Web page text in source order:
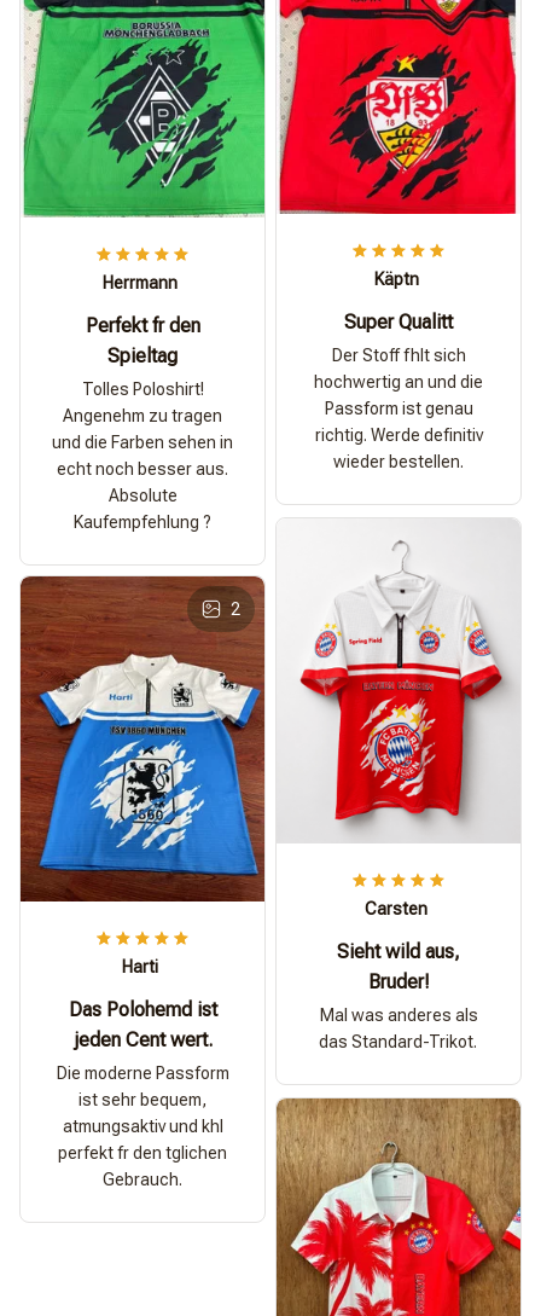
Herrmann
Perfekt fr den
Spieltag
Tolles Poloshirt!
Angenehm zu tragen
und die Farben sehen in
echt noch besser aus.
Absolute
Kaufempfehlung ?
Käptn
Super Qualitt
Der Stoff fhlt sich
hochwertig an und die
Passform ist genau
richtig. Werde definitiv
wieder bestellen.
Carsten
Sieht wild aus,
Bruder!
Mal was anderes als
das Standard-Trikot.
2
Harti
Das Polohemd ist
jeden Cent wert.
Die moderne Passform
ist sehr bequem,
atmungsaktiv und khl
perfekt fr den tglichen
Gebrauch.